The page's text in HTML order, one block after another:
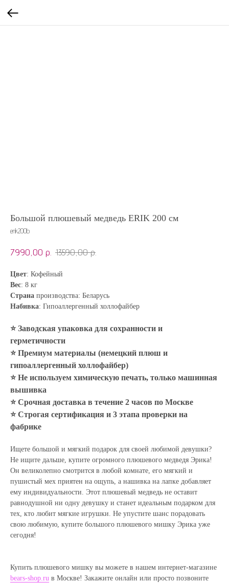
Большой плюшевый медведь ERIK 200 см
erik200b
7990,00 р. 13590,00 р.
Цвет: Кофейный
Вес: 8 кг
Страна производства: Беларусь
Набивка: Гипоаллергенный холлофайбер
⭐ Заводская упаковка для сохранности и
герметичности
⭐ Премиум материалы (немецкий плюш и
гипоаллергенный холлофайбер)
⭐ Не используем химическую печать, только машинная
вышивка
⭐ Срочная доставка в течение 2 часов по Москве
⭐ Строгая сертификация и 3 этапа проверки на
фабрике
Ищете большой и мягкий подарок для своей любимой девушки?
Не ищите дальше, купите огромного плюшевого медведя Эрика!
Он великолепно смотрится в любой комнате, его мягкий и
пушистый мех приятен на ощупь, а нашивка на лапке добавляет
ему индивидуальности. Этот плюшевый медведь не оставит
равнодушной ни одну девушку и станет идеальным подарком для
тех, кто любит мягкие игрушки. Не упустите шанс порадовать
свою любимую, купите большого плюшевого мишку Эрика уже
сегодня!
Купить плюшевого мишку вы можете в нашем интернет-магазине
bears-shop.ru в Москве! Закажите онлайн или просто позвоните
Полезные статьи